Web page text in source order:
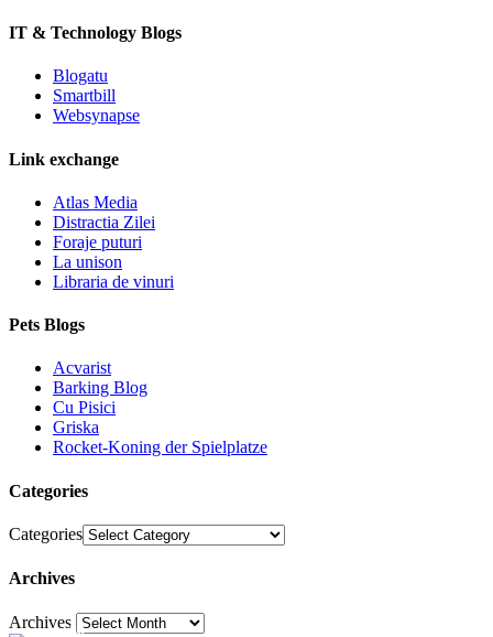
IT & Technology Blogs
Blogatu
Smartbill
Websynapse
Link exchange
Atlas Media
Distractia Zilei
Foraje puturi
La unison
Libraria de vinuri
Pets Blogs
Acvarist
Barking Blog
Cu Pisici
Griska
Rocket-Koning der Spielplatze
Categories
Categories
Archives
Archives30